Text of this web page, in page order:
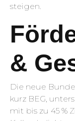
steigen.
&
Die neue
kurz BEG,
mit bis zu 45 %